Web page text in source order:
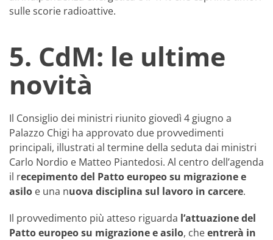
sulle scorie radioattive.
5. CdM: le ultime
novità
Il Consiglio dei ministri riunito giovedì 4 giugno a
Palazzo Chigi ha approvato due provvedimenti
principali, illustrati al termine della seduta dai ministri
Carlo Nordio e Matteo Piantedosi. Al centro dell’agenda
il recepimento del Patto europeo su migrazione e
asilo e una nuova disciplina sul lavoro in carcere.
Il provvedimento più atteso riguarda l’attuazione del
Patto europeo su migrazione e asilo, cheentrerà in